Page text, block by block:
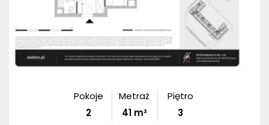
Pokoje
2
Metraż
41m²
Piętro
3